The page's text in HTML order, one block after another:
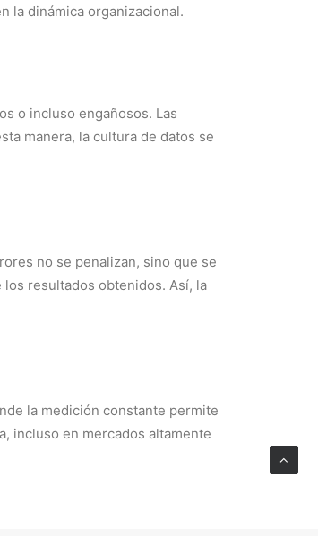
la dinámica organizacional.
o incluso engañosos. Las
manera, la cultura de datos se
no se penalizan, sino que se
resultados obtenidos. Así, la
la medición constante permite
incluso en mercados altamente